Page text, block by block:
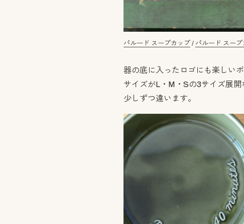
パルード スープカップ / パルード スー
器の底に入ったロゴにも楽しいポ
サイズがL・M・Sの3サイズ展
少しずつ違います。